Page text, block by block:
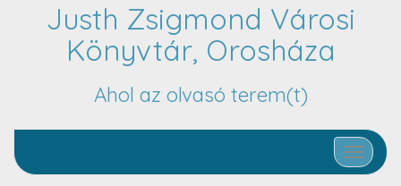
Justh Zsigmond Városi
Könyvtár, Orosháza
Ahol az olvasó terem(t)
Toggle